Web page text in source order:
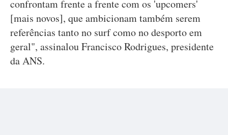
confrontam frente a frente com os 'upcomers'
[mais novos], que ambicionam também serem
referências tanto no surf como no desporto em
geral", assinalou Francisco Rodrigues, presidente
da ANS.